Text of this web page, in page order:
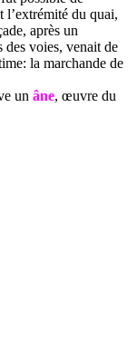
l’extrémité du quai,
après un
des voies, venait de
la marchande de
un âne, œuvre du